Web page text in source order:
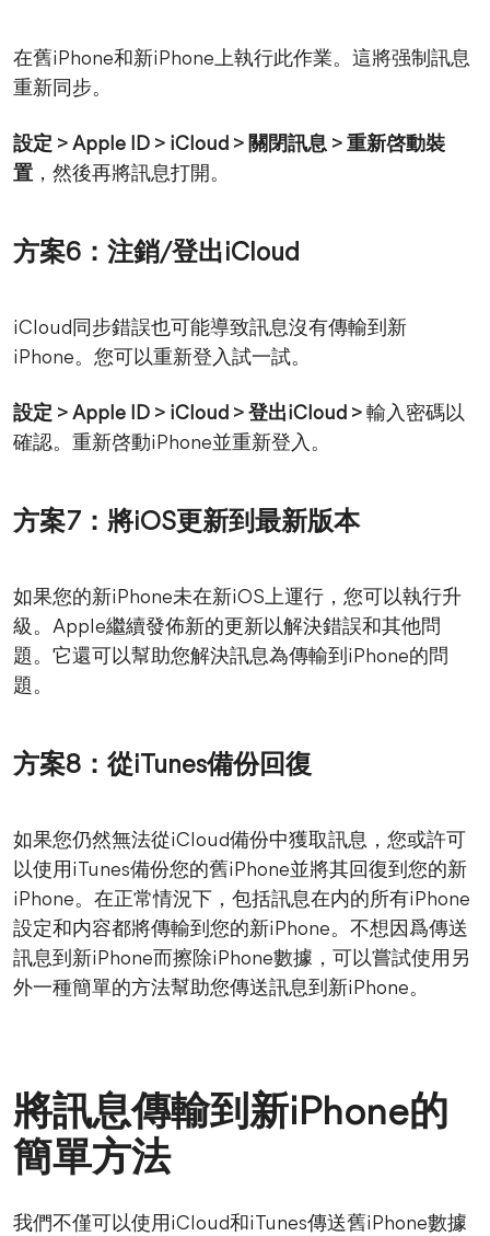
在舊iPhone和新iPhone上執行此作業。這將强制訊息
重新同步。
設定 > Apple ID > iCloud > 關閉訊息 > 重新啓動裝
置 ，然後再將訊息打開。
方案6：注銷/登出iCloud
iCloud同步錯誤也可能導致訊息沒有傳輸到新
iPhone。您可以重新登入試一試。
設定 > Apple ID > iCloud > 登出iCloud > 輸入密碼以
確認。重新啓動iPhone並重新登入。
方案7：將iOS更新到最新版本
如果您的新iPhone未在新iOS上運行，您可以執行升
級。Apple繼續發佈新的更新以解決錯誤和其他問
題。它還可以幫助您解決訊息為傳輸到iPhone的問
題。
方案8：從iTunes備份回復
如果您仍然無法從iCloud備份中獲取訊息，您或許可
以使用iTunes備份您的舊iPhone並將其回復到您的新
iPhone。在正常情況下，包括訊息在内的所有iPhone
設定和内容都將傳輸到您的新iPhone。不想因爲傳送
訊息到新iPhone而擦除iPhone數據，可以嘗試使用另
外一種簡單的方法幫助您傳送訊息到新iPhone。
將訊息傳輸到新iPhone的
簡單方法
我們不僅可以使用iCloud和iTunes傳送舊iPhone數據